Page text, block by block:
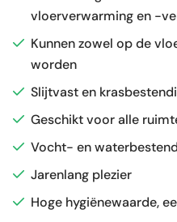
Glans / Mat
Gerectificeerd
Vorstbestendig
Sortering
Craquelé
vloerverwarming en -
Kunnen zowel op de
worden
Slijtvast en
Geschikt voor alle
Vocht- en
Jarenlang plezier
Hoge hygiënewaarde,